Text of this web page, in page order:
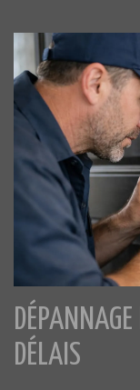
DÉPANNAGE
DÉLAIS